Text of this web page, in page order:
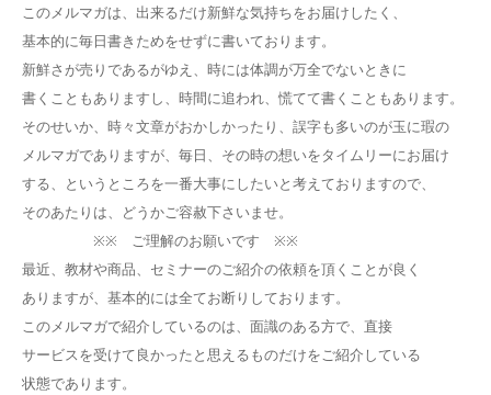
このメルマガは、出来るだけ新鮮な気持ちをお届けしたく、
基本的に毎日書きためをせずに書いております。
新鮮さが売りであるがゆえ、時には体調が万全でないときに
書くこともありますし、時間に追われ、慌てて書くこともあります。
そのせいか、時々文章がおかしかったり、誤字も多いのが玉に瑕の
メルマガでありますが、毎日、その時の想いをタイムリーにお届け
する、というところを一番大事にしたいと考えておりますので、
そのあたりは、どうかご容赦下さいませ。
※※ ご理解のお願いです ※※
最近、教材や商品、セミナーのご紹介の依頼を頂くことが良く
ありますが、基本的には全てお断りしております。
このメルマガで紹介しているのは、面識のある方で、直接
サービスを受けて良かったと思えるものだけをご紹介している
状態であります。